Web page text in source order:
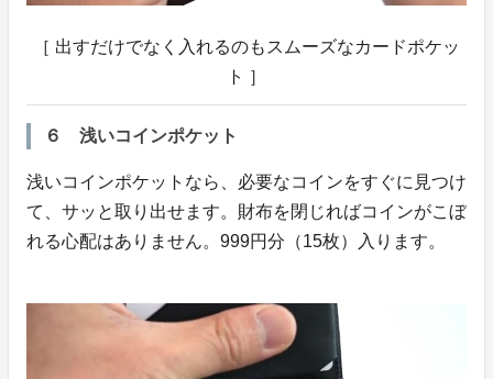
［ 出すだけでなく入れるのもスムーズなカードポケッ
ト ］
６ 浅いコインポケット
浅いコインポケットなら、必要なコインをすぐに見つけ
て、サッと取り出せます。財布を閉じればコインがこぼ
れる心配はありません。999円分（15枚）入ります。